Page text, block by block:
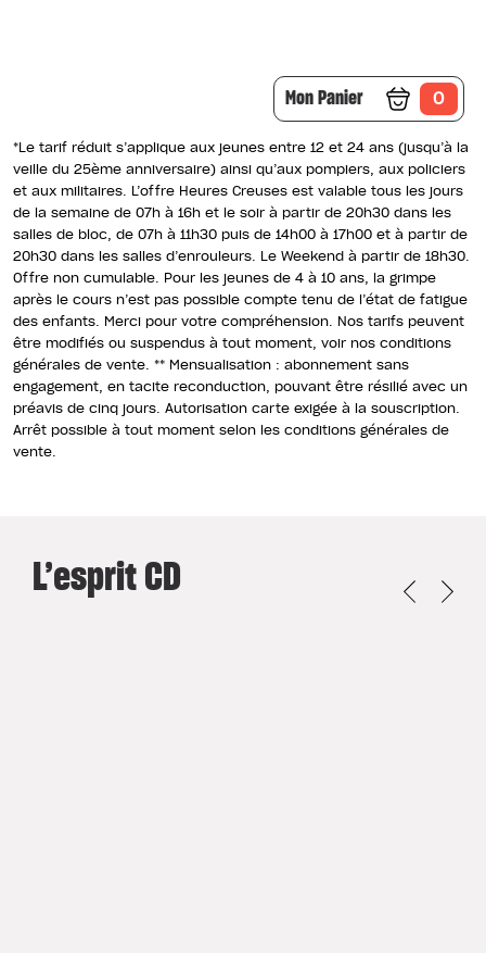
Mon Panier 0
*Le tarif réduit s’applique aux jeunes entre 12 et 24 ans (jusqu’à la
veille du 25ème anniversaire) ainsi qu’aux pompiers, aux policiers
et aux militaires. L’offre Heures Creuses est valable tous les jours
de la semaine de 07h à 16h et le soir à partir de 20h30 dans les
salles de bloc, de 07h à 11h30 puis de 14h00 à 17h00 et à partir de
20h30 dans les salles d’enrouleurs. Le Weekend à partir de 18h30.
Offre non cumulable. Pour les jeunes de 4 à 10 ans, la grimpe
après le cours n’est pas possible compte tenu de l’état de fatigue
des enfants. Merci pour votre compréhension. Nos tarifs peuvent
être modifiés ou suspendus à tout moment, voir nos conditions
générales de vente. ** Mensualisation : abonnement sans
engagement, en tacite reconduction, pouvant être résilié avec un
préavis de cinq jours. Autorisation carte exigée à la souscription.
Arrêt possible à tout moment selon les conditions générales de
vente.